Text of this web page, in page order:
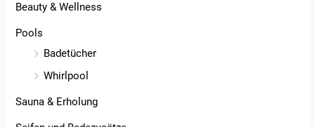
Beauty & Wellness
Pools
Badetücher
Whirlpool
Sauna & Erholung